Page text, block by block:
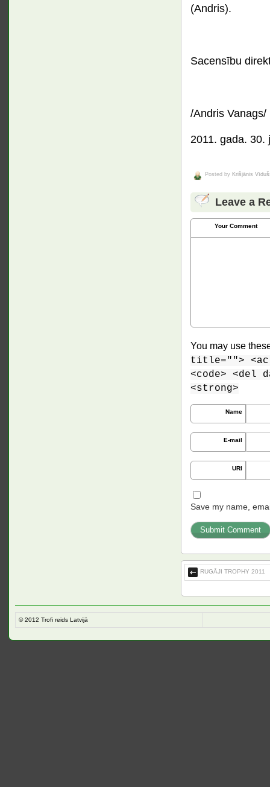
(Andris).
Sacensību
/Andris Vanags/
2011. gada. 30.
Posted by Krišjānis
Leave a
Your Comment
You may use
title="">
<code> <del
<strong>
Name
E-mail
URI
Save my name,
RUGĀJI TROPHY 2011
© 2012 Trofi reids Latvijā